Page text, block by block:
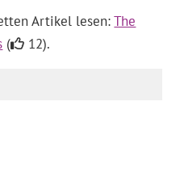
Artikel lesen:The
( 12).